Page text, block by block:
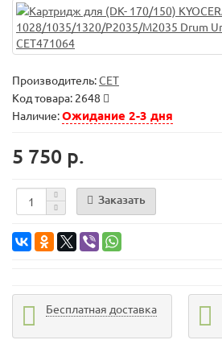
Производитель:CET
Код товара: 2648
Наличие:Ожидание 2-3 дня
5 750 р.
Заказать
Бесплатная доставка